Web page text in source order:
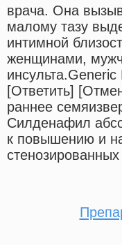
врача. Она
малому тазу
интимной
женщинами,
[Ответить]
раннее
Силденафил
к повышению и